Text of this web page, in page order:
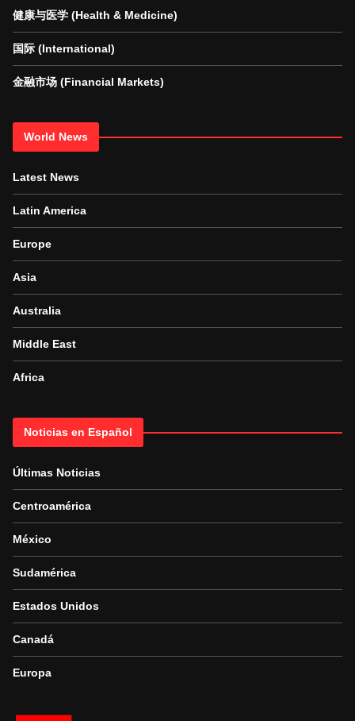
健康与医学 (Health & Medicine)
国际 (International)
金融市场 (Financial Markets)
World News
Latest News
Latin America
Europe
Asia
Australia
Middle East
Africa
Noticias en Español
Últimas Noticias
Centroamérica
México
Sudamérica
Estados Unidos
Canadá
Europa